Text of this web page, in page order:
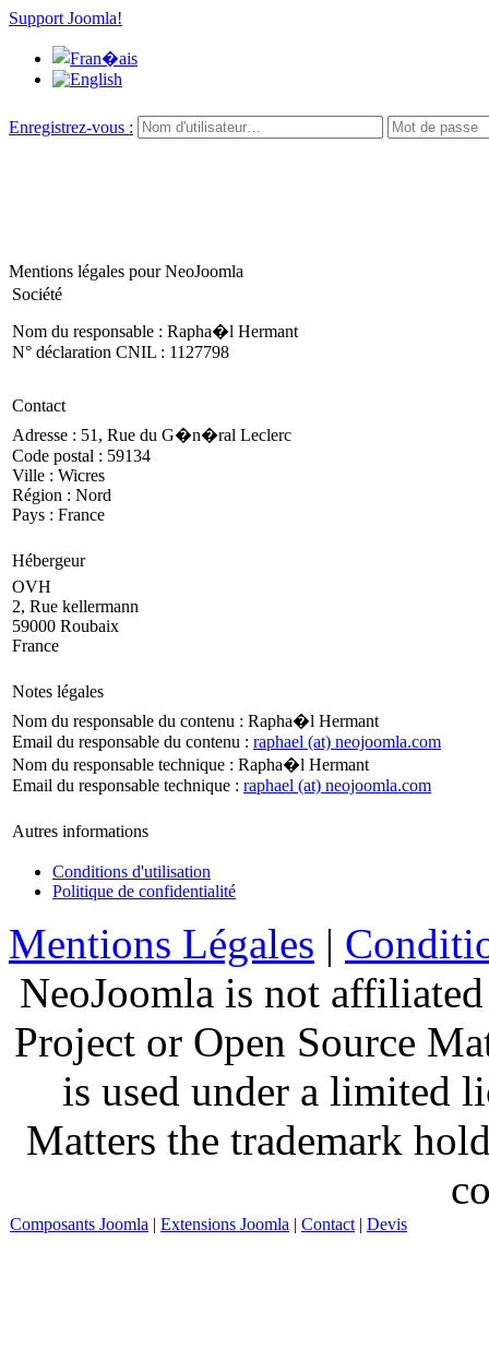
Support Joomla!
Enregistrez-vous :
Mentions légales pour NeoJoomla
Société
Nom du responsable : Rapha�l Hermant
N° déclaration CNIL : 1127798
Contact
Adresse : 51, Rue du G�n�ral Leclerc
Code postal : 59134
Ville : Wicres
Région : Nord
Pays : France
Hébergeur
OVH
2, Rue kellermann
59000 Roubaix
France
Notes légales
Nom du responsable du contenu : Rapha�l Hermant
Email du responsable du contenu : raphael (at) neojoomla.com
Nom du responsable technique : Rapha�l Hermant
Email du responsable technique : raphael (at) neojoomla.com
Autres informations
Conditions d'utilisation
Politique de confidentialité
Mentions Légales |
NeoJoomla is not
Project or Open Source
is used under a limited
Matters the trademark
Composants Joomla | Extensions Joomla | Contact | Devis